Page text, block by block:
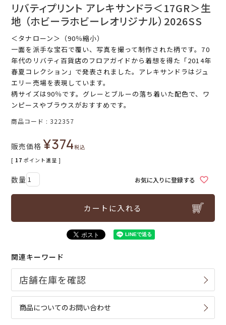
リバティプリント アレキサンドラ＜17GR＞生
地 （ホビーラホビーレオリジナル）2026SS
＜タナローン＞（90％縮小）
一面を派手な宝石で覆い、写真を撮って制作された柄です。70
年代のリバティ百貨店のフロアガイドから着想を得た「2014年
春夏コレクション」で発表されました。アレキサンドラはジュ
エリー売場を表現しています。
柄サイズは90％です。グレーとブルーの落ち着いた配色で、ワ
ンピースやブラウスがおすすめです。
商品コード 322357
販売価格 ¥374税込
[ 17 ポイント進呈 ]
お気に入りに登録する
カートに入れる
関連キーワード
商品についてのお問い合わせ